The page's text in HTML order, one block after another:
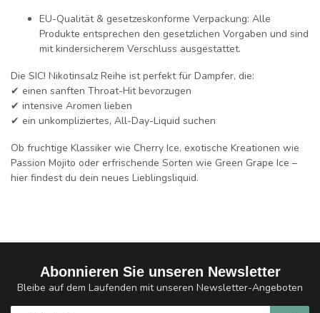
EU-Qualität & gesetzeskonforme Verpackung: Alle
Produkte entsprechen den gesetzlichen Vorgaben und sind
mit kindersicherem Verschluss ausgestattet.
Die SIC! Nikotinsalz Reihe ist perfekt für Dampfer, die:
✔ einen sanften Throat-Hit bevorzugen
✔ intensive Aromen lieben
✔ ein unkompliziertes, All-Day-Liquid suchen
Ob fruchtige Klassiker wie Cherry Ice, exotische Kreationen wie
Passion Mojito oder erfrischende Sorten wie Green Grape Ice –
hier findest du dein neues Lieblingsliquid.
Abonnieren Sie unseren Newsletter
Bleibe auf dem Laufenden mit unseren Newsletter-Angeboten